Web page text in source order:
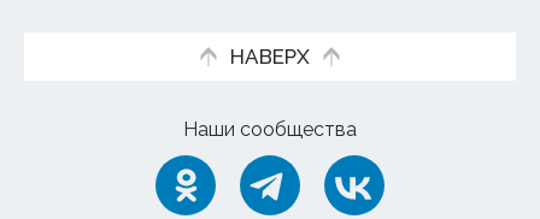
НАВЕРХ
Наши сообщества